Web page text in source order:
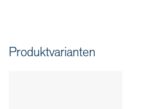
Produktvarianten